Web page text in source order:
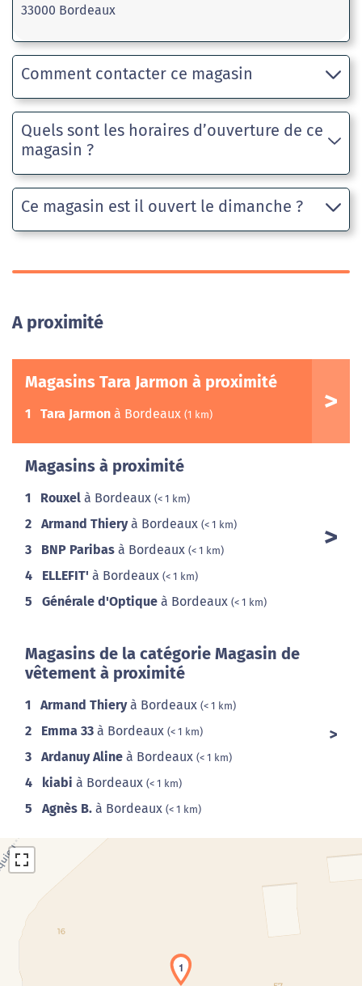
33000 Bordeaux
Comment contacter ce magasin
Quels sont les horaires d’ouverture de ce
magasin ?
Ce magasin est il ouvert le dimanche ?
A proximité
Magasins Tara Jarmon à proximité
1 Tara Jarmon à Bordeaux (1 km)
Magasins à proximité
1 Rouxel à Bordeaux (< 1 km)
2 Armand Thieryà Bordeaux (< 1 km)
3 BNP Paribas à Bordeaux (< 1 km)
4 ELLEFIT' à Bordeaux (< 1 km)
5 Générale d'Optique à Bordeaux (< 1 km)
Magasins de la catégorie Magasin de
vêtement à proximité
1 Armand Thieryà Bordeaux (< 1 km)
2 Emma 33 à Bordeaux (< 1 km)
3 Ardanuy Aline à Bordeaux (< 1 km)
4 kiabi à Bordeaux (< 1 km)
5 Agnès B. à Bordeaux (< 1 km)
Chargement de la carte en cours...
1